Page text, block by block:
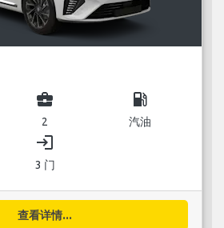
business_center
2
local_gas_station
汽油
login
3 门
查看详情...